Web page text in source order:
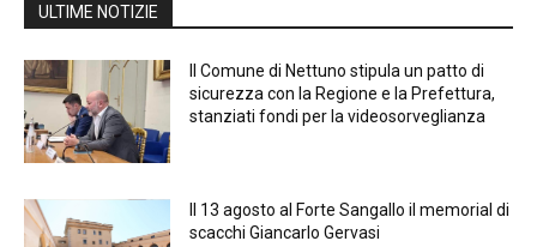
ULTIME NOTIZIE
Il Comune di Nettuno stipula un patto di
sicurezza con la Regione e la Prefettura,
stanziati fondi per la videosorveglianza
Il 13 agosto al Forte Sangallo il memorial di
scacchi Giancarlo Gervasi